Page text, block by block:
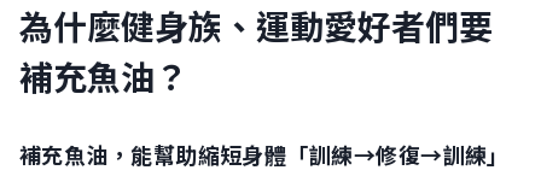
為什麼健身族、運動愛好者們要
補充魚油？
補充魚油，能幫助縮短身體「訓練→修復→訓練」